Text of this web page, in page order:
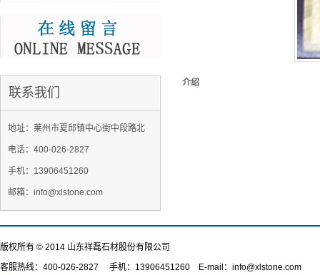
联系我们
地址：莱州市夏邱镇中心街中段路北
电话：400-026-2827
手机：13906451260
邮箱：info@xlstone.com
介绍
版权所有 © 2014 山东祥磊石材股份有限公司
客服热线： 400-026-2827 手机：13906451260 E-mail：info@xlstone.com